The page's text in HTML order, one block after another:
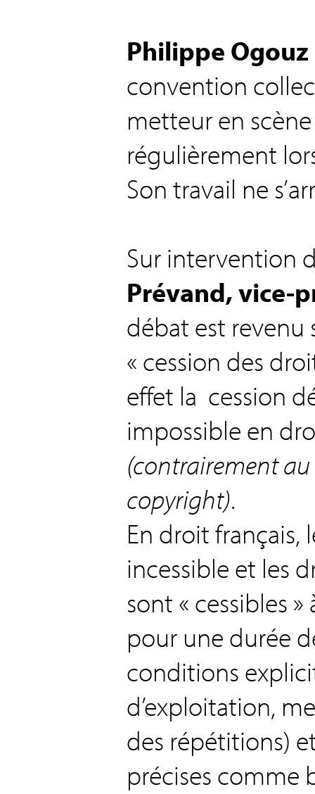
Philippe Ogouz
convention
metteur en
régulièrement
Son travail ne
Sur intervention
Prévand, vice-
débat est revenu
« cession des
effet la cession
impossible en
(contrairement
copyright).
En droit français,
incessible et les
sont « cessibles
pour une durée
conditions
d’exploitation,
des répétitions)
précises comme